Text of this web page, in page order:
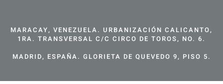
MARACAY, VENEZUELA. URBANIZACIÓN CALICANTO,
1RA. TRANSVERSAL C/C CIRCO DE TOROS, NO. 6.
MADRID, ESPAÑA. GLORIETA DE QUEVEDO 9, PISO 5.